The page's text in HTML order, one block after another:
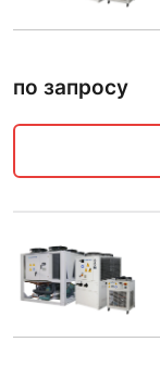
по запросу